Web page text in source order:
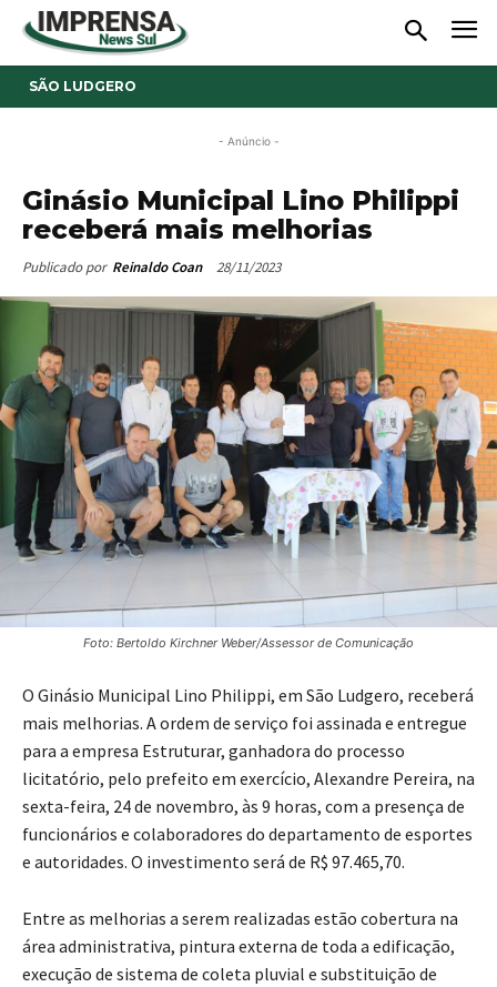
SÃO LUDGERO
- Anúncio -
Ginásio Municipal Lino Philippi
receberá mais melhorias
Publicado por Reinaldo Coan 28/11/2023
Foto: Bertoldo Kirchner Weber/Assessor de Comunicação
O Ginásio Municipal Lino Philippi, em São Ludgero, receberá
mais melhorias. A ordem de serviço foi assinada e entregue
para a empresa Estruturar, ganhadora do processo
licitatório, pelo prefeito em exercício, Alexandre Pereira, na
sexta-feira, 24 de novembro, às 9 horas, com a presença de
funcionários e colaboradores do departamento de esportes
e autoridades. O investimento será de R$ 97.465,70.
Entre as melhorias a serem realizadas estão cobertura na
área administrativa, pintura externa de toda a edificação,
execução de sistema de coleta pluvial e substituição de